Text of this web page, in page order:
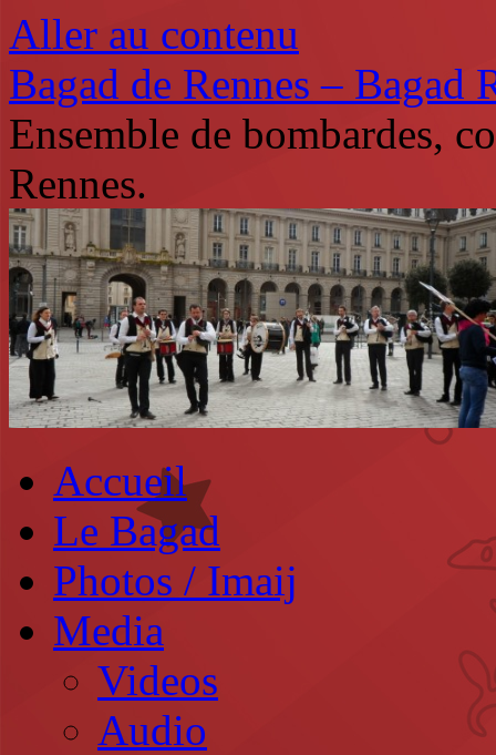
Aller au contenu
Bagad de Rennes – Bagad
Ensemble de bombardes,
Rennes.
Accueil
Le Bagad
Photos / Imaij
Media
Videos
Audio